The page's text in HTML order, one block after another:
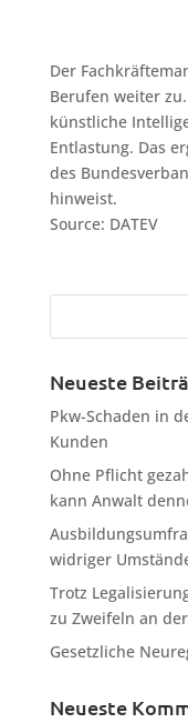
Der
Berufen weiter
künstliche
Entlastung. Das
des
hinweist.
Source: DATEV
Neueste
Pkw-Schaden in
Kunden
Ohne Pflicht
kann Anwalt
widriger
Trotz
zu Zweifeln an
Gesetzliche
Neueste